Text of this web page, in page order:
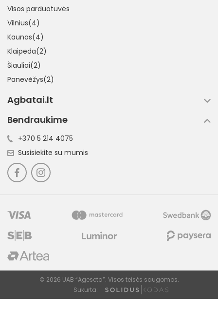
Visos parduotuvės
Vilnius(4)
Kaunas(4)
Klaipėda(2)
Šiauliai(2)
Panevėžys(2)
Agbatai.lt
Bendraukime
+370 5 214 4075
Susisiekite su mumis
© 2026 UAB “Ageseta”. Visos teisės saugomos.
Sukurta: